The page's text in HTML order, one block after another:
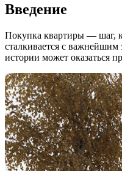
Введение
Покупка квартиры — шаг,
сталкивается с
истории может оказаться